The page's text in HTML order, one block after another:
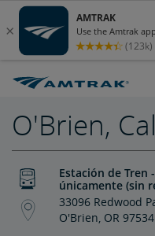
O'Brien,
Estación de Tren
únicamente (sin
33096 Redwood
O'Brien, OR 97534